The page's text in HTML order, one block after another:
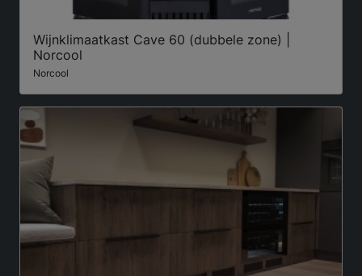
Wijnklimaatkast Cave 60 (dubbele zone) |
Norcool
Norcool